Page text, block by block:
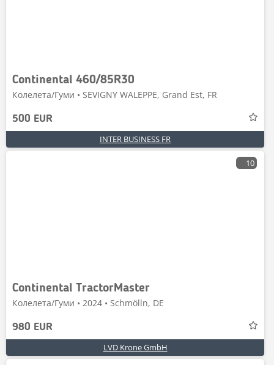
Continental 460/85R30
Колелета/Гуми • SEVIGNY WALEPPE, Grand Est, FR
500 EUR
INTER BUSINESS FR
10
Continental TractorMaster
Колелета/Гуми • 2024 • Schmölln, DE
980 EUR
LVD Krone GmbH